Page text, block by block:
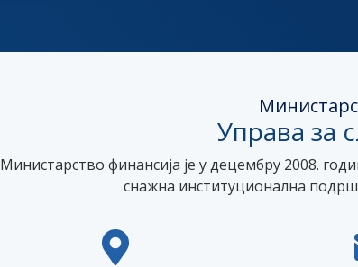
Управа за
Министарство финансија је у децембру 2008.
снажна институционална